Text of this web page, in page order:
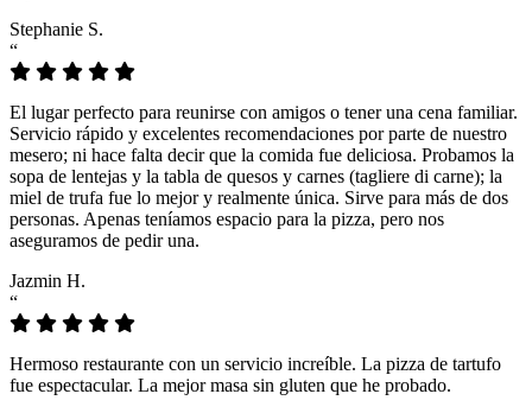
Stephanie S.
“
El lugar perfecto para reunirse con amigos o tener una cena familiar.
Servicio rápido y excelentes recomendaciones por parte de nuestro
mesero; ni hace falta decir que la comida fue deliciosa. Probamos la
sopa de lentejas y la tabla de quesos y carnes (tagliere di carne); la
miel de trufa fue lo mejor y realmente única. Sirve para más de dos
personas. Apenas teníamos espacio para la pizza, pero nos
aseguramos de pedir una.
Jazmin H.
“
Hermoso restaurante con un servicio increíble. La pizza de tartufo
fue espectacular. La mejor masa sin gluten que he probado.